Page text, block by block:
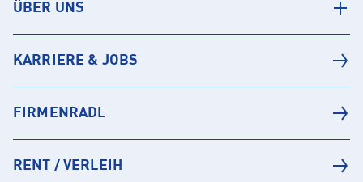
ÜBER UNS
KARRIERE & JOBS
FIRMENRADL
RENT / VERLEIH